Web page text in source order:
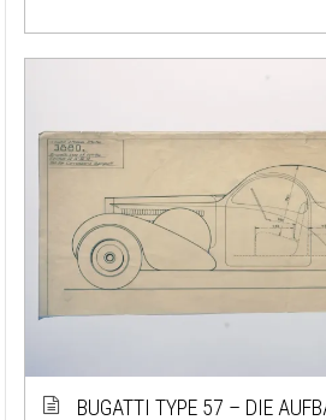
BUGATTI TYPE 57 – DIE